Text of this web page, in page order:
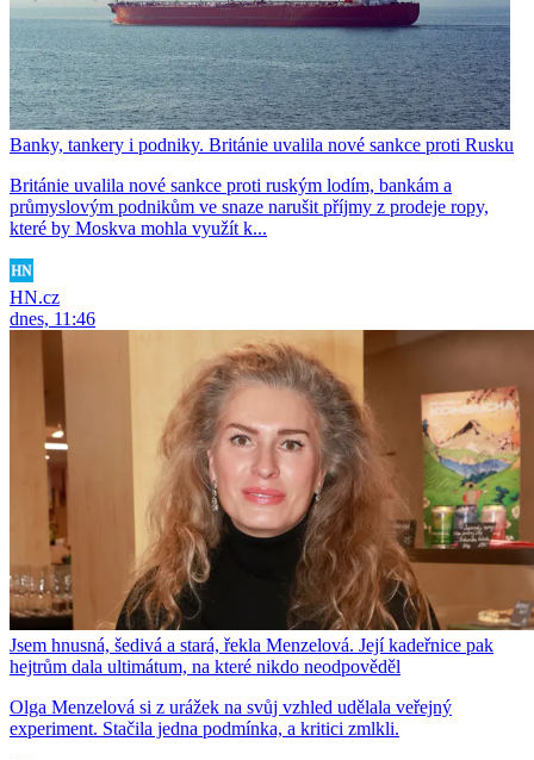
Banky, tankery i podniky. Británie uvalila nové sankce proti Rusku
Británie uvalila nové sankce proti ruským lodím, bankám a
průmyslovým podnikům ve snaze narušit příjmy z prodeje ropy,
které by Moskva mohla využít k...
HN.cz
dnes, 11:46
Jsem hnusná, šedivá a stará, řekla Menzelová. Její kadeřnice pak
hejtrům dala ultimátum, na které nikdo neodpověděl
Olga Menzelová si z urážek na svůj vzhled udělala veřejný
experiment. Stačila jedna podmínka, a kritici zmlkli.